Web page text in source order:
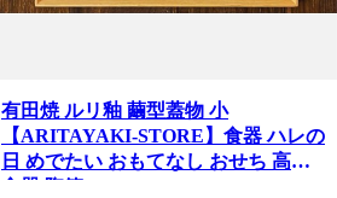
有田焼 ルリ釉 繭型蓋物 小
【ARITAYAKI-STORE】食器 ハレの
日 めでたい おもてなし おせち 高級
食器 陶箱 ek067